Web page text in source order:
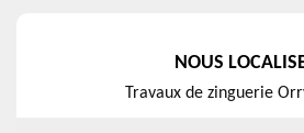
NOUS
Travaux de zinguerie